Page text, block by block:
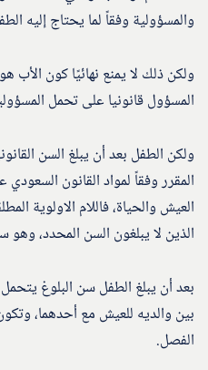
والمسؤولية وفقاً لما يحتاج إليه
ولكن ذلك لا يمنع نهائيًا كون
المسؤول قانونيا على تحمل
ولكن الطفل بعد أن يبلغ السن
المقرر وفقاً لمواد القانون
العيش والحياة، فاللام الاولوية
الذين لا يبلغون السن المحدد، وهو سن ٧
بعد أن يبلغ الطفل سن البلوغ
بين والديه للعيش مع أحدهما،
الفصل.